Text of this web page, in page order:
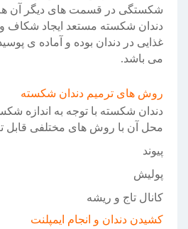
شکستگی در قسمت های دیگر آن
دندان شکسته مستعد ایجاد شکاف و
غذایی در دندان بوده و آماده ی
می باشد.
روش های ترمیم دندان شکسته
دندان شکسته با توجه به اندازه
محل آن با روش های مختلفی قابل
پیوند
پولیش
کانال تاج و ریشه
کشیدن دندان و انجام ایمپلنت